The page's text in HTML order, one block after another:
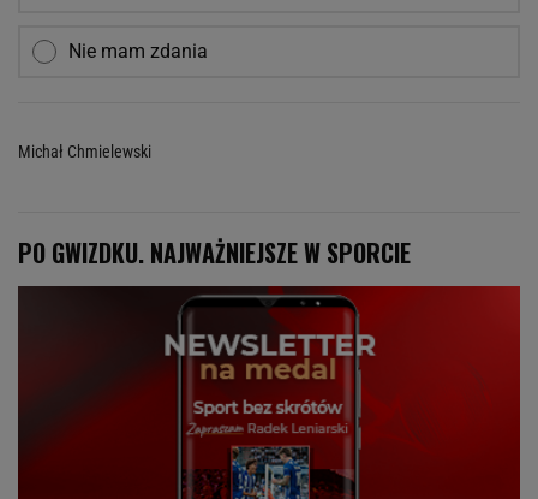
Nie mam zdania
Michał Chmielewski